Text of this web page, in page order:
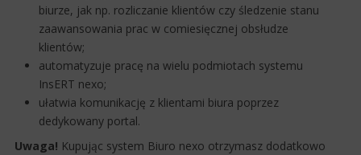
biurze, jak np. rozliczanie klientów czy śledzenie stanu
zaawansowania prac w comiesięcznej obsłudze
klientów;
automatyzuje pracę na wielu podmiotach systemu
InsERT nexo;
ułatwia komunikację z klientami biura poprzez
dedykowany portal.
Uwaga! Kupując system Biuro nexo otrzymasz dodatkowo